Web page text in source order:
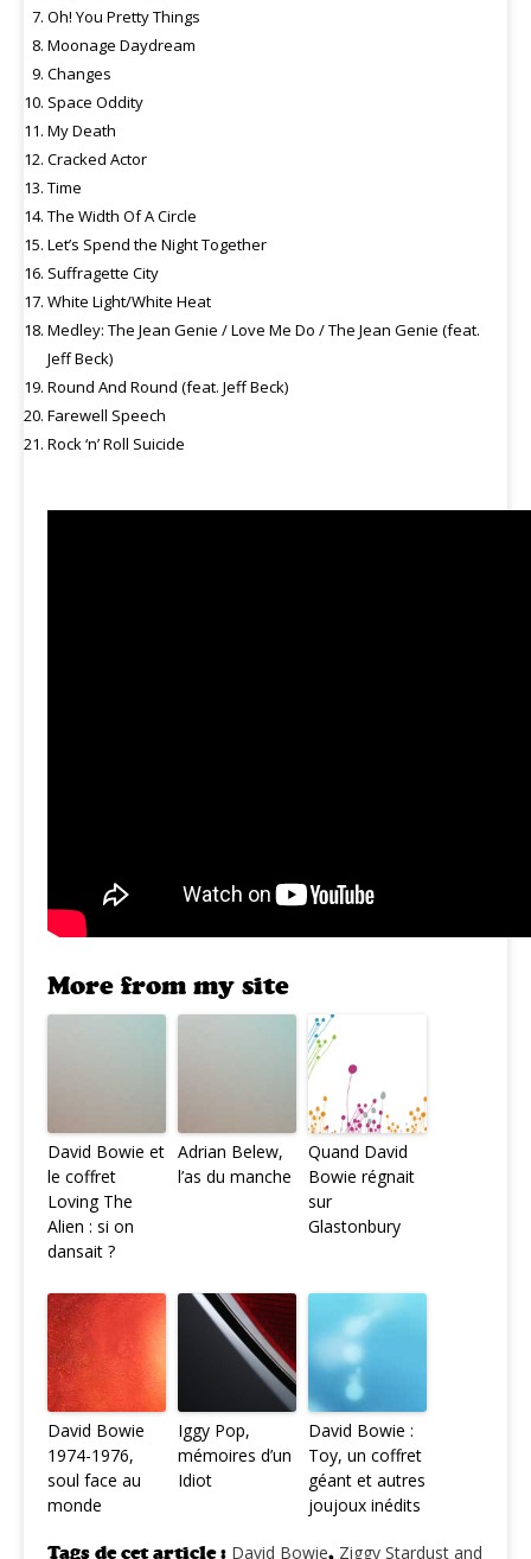
Oh! You Pretty Things
Moonage Daydream
Changes
Space Oddity
My Death
Cracked Actor
Time
The Width Of A Circle
Let’s Spend the Night Together
Suffragette City
White Light/White Heat
Medley: The Jean Genie / Love Me Do / The Jean Genie (feat.
Jeff Beck)
Round And Round (feat. Jeff Beck)
Farewell Speech
Rock ‘n’ Roll Suicide
More from my site
David Bowie et
le coffret
Loving The
Alien : si on
dansait ?
Adrian Belew,
l’as du manche
Quand David
Bowie régnait
sur
Glastonbury
David Bowie
1974-1976,
soul face au
monde
Iggy Pop,
mémoires d’un
Idiot
David Bowie :
Toy, un coffret
géant et autres
joujoux inédits
Tags de cet article : David Bowie, Ziggy Stardust and